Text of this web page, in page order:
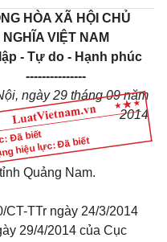
Đã biết
hiệu lực: Đã biết
HÒA XÃ HỘI CHỦ
NGHĨA VIỆT NAM
- Tự do - Hạnh phúc
---------------
ngày 29 tháng 09 năm
2014
Quảng Nam.
TTr ngày 24/3/2014
29/4/2014 của Cục